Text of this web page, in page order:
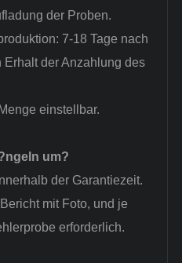
der Proben.
7-18 Tage nach
der Anzahlung des
einstellbar.
um?
der Garantiezeit.
mit Foto, und je
erforderlich.